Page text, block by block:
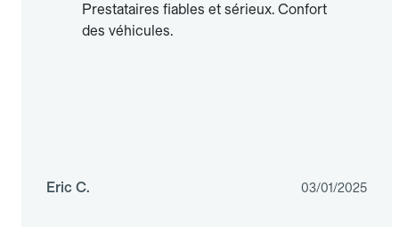
Prestataires fiables et sérieux. Confort
des véhicules.
Eric C. 03/01/2025